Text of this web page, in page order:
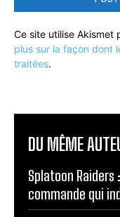
Ce site utilise Akismet
plus sur la façon dont
traitées.
DU MÊME
Splatoon
commande qui